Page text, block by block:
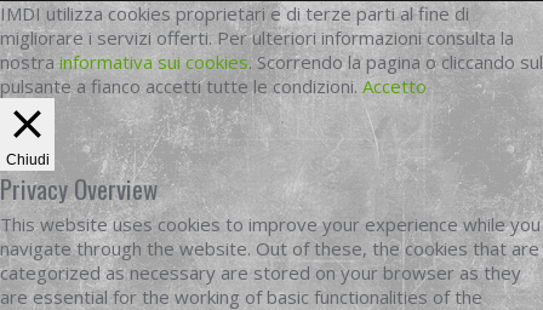
IMDI utilizza cookies proprietari e di terze parti al fine di
migliorare i servizi offerti. Per ulteriori informazioni consulta la
nostrainformativa sui cookies. Scorrendo la pagina o cliccando sul
pulsante a fianco accetti tutte le condizioni. Accetto
Chiudi
Privacy Overview
This website uses cookies to improve your experience while you
navigate through the website. Out of these, the cookies that are
categorized as necessary are stored on your browser as they
are essential for the working of basic functionalities of the